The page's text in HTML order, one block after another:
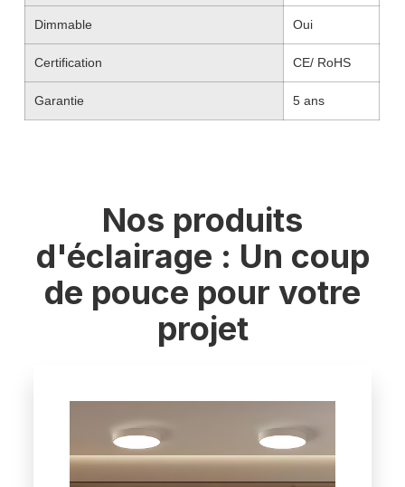
Dimmable Oui
Certification CE/ RoHS
Garantie 5 ans
Nos produits
d'éclairage : Un coup
de pouce pour votre
projet